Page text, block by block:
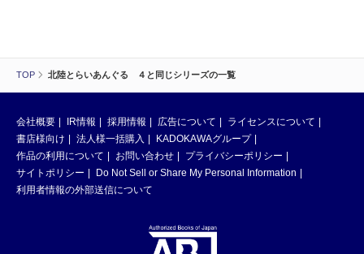
TOP 北陸とらいあんぐる ４と同じシリーズの一覧
会社概要 IR情報 採用情報 広告について
ライセンスについて
書店様向け
法人様一括購入
KADOKAWAグループ
作品の利用について
お問い合わせ
プライバシーポリシー
サイトポリシー
Do Not Sell or Share My Personal Information
利用者情報の外部送信について